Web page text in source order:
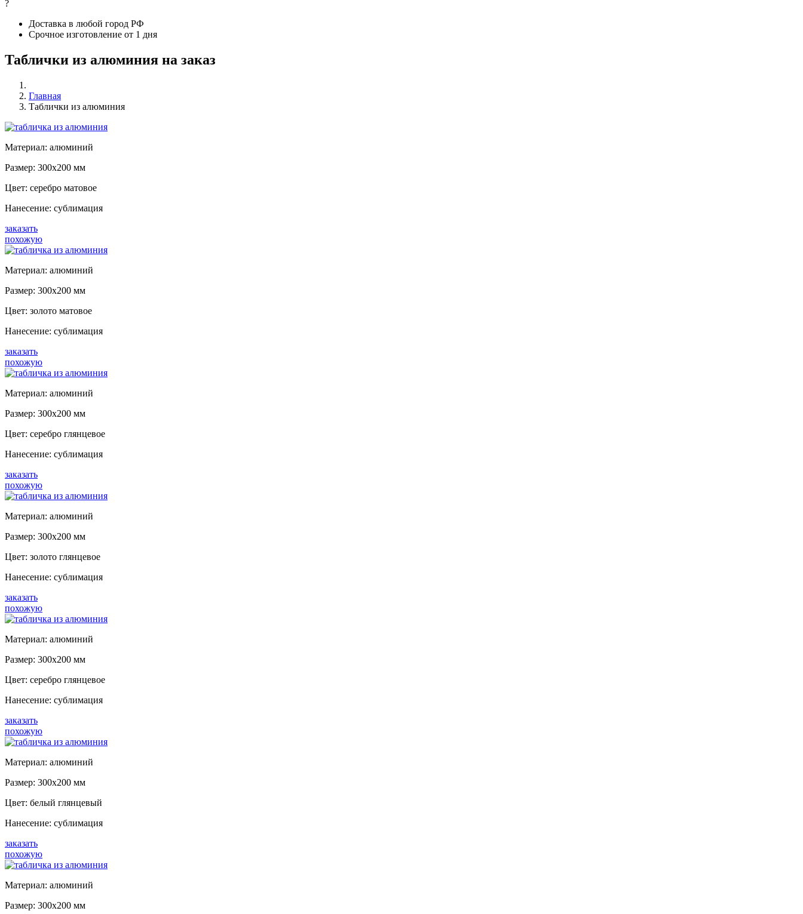
?
Доставка в любой город РФ
Срочное изготовление от 1 дня
Таблички из алюминия на заказ
Главная
Таблички из алюминия
Материал: алюминий
Размер: 300x200 мм
Цвет: серебро матовое
Нанесение: сублимация
заказать
похожую
Материал: алюминий
Размер: 300x200 мм
Цвет: золото матовое
Нанесение: сублимация
заказать
похожую
Материал: алюминий
Размер: 300x200 мм
Цвет: серебро глянцевое
Нанесение: сублимация
заказать
похожую
Материал: алюминий
Размер: 300x200 мм
Цвет: золото глянцевое
Нанесение: сублимация
заказать
похожую
Материал: алюминий
Размер: 300x200 мм
Цвет: серебро глянцевое
Нанесение: сублимация
заказать
похожую
Материал: алюминий
Размер: 300x200 мм
Цвет: белый глянцевый
Нанесение: сублимация
заказать
похожую
Материал: алюминий
Размер: 300x200 мм